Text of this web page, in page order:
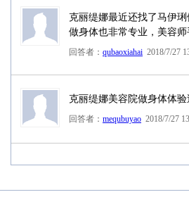
克丽缇娜最近还找了马伊
做身体也非常专业，美容师
回答者： qubaoxiahai 2018/7/27
克丽缇娜美容院做身体体验
回答者： mequbuyao 2018/7/27